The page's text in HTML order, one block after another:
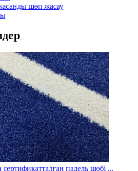
шөп жасау
сертификатталған падель шөбі ...